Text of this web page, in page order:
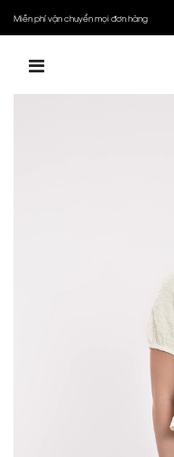
Miễn phí vận chuyển mọi đơn hàng